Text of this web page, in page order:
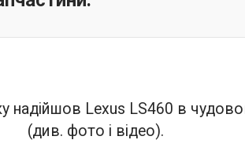
надійшов Lexus LS460 в
(див. фото і відео).